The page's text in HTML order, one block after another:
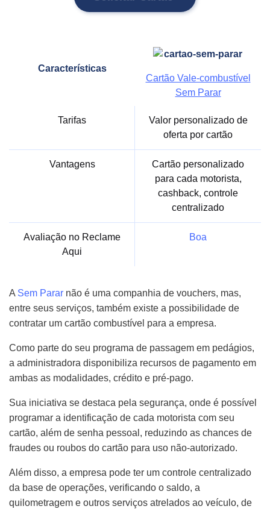
Características
Cartão Vale-combustível
Sem Parar
Tarifas
Valor personalizado de
oferta por cartão
Vantagens
Cartão personalizado
para cada motorista,
cashback, controle
centralizado
Avaliação no Reclame
Aqui
Boa
A Sem Parar não é uma companhia de vouchers, mas,
entre seus serviços, também existe a possibilidade de
contratar um cartão combustível para a empresa.
Como parte do seu programa de passagem em pedágios,
a administradora disponibiliza recursos de pagamento em
ambas as modalidades, crédito e pré-pago.
Sua iniciativa se destaca pela segurança, onde é possível
programar a identificação de cada motorista com seu
cartão, além de senha pessoal, reduzindo as chances de
fraudes ou roubos do cartão para uso não-autorizado.
Além disso, a empresa pode ter um controle centralizado
da base de operações, verificando o saldo, a
quilometragem e outros serviços atrelados ao veículo, de